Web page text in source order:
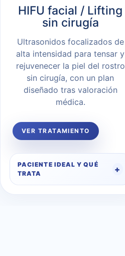
HIFU facial / Lifting
sin cirugía
Ultrasonidos focalizados de
alta intensidad para tensar y
rejuvenecer la piel del rostro
sin cirugía, con un plan
diseñado tras valoración
médica.
VER TRATAMIENTO
PACIENTE IDEAL Y QUÉ
TRATA